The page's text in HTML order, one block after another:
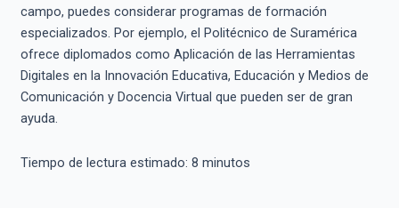
campo, puedes considerar programas de formación
especializados. Por ejemplo, el Politécnico de Suramérica
ofrece diplomados como Aplicación de las Herramientas
Digitales en la Innovación Educativa, Educación y Medios de
Comunicación y Docencia Virtual que pueden ser de gran
ayuda.
Tiempo de lectura estimado: 8 minutos